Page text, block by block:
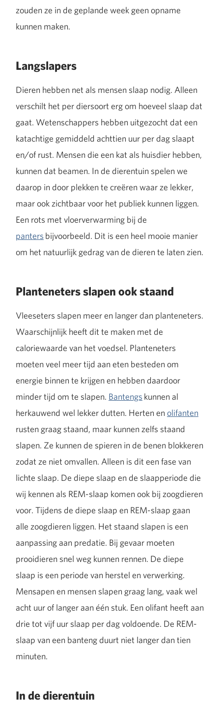
zouden ze in de geplande week geen opname
kunnen maken.
Langslapers
Dieren hebben net als mensen slaap nodig. Alleen
verschilt het per diersoort erg om hoeveel slaap dat
gaat. Wetenschappers hebben uitgezocht dat een
katachtige gemiddeld achttien uur per dag slaapt
en/of rust. Mensen die een kat als huisdier hebben,
kunnen dat beamen. In de dierentuin spelen we
daarop in door plekken te creëren waar ze lekker,
maar ook zichtbaar voor het publiek kunnen liggen.
Een rots met vloerverwarming bij de
panters bijvoorbeeld. Dit is een heel mooie manier
om het natuurlijk gedrag van de dieren te laten zien.
Planteneters slapen ook staand
Vleeseters slapen meer en langer dan planteneters.
Waarschijnlijk heeft dit te maken met de
caloriewaarde van het voedsel. Planteneters
moeten veel meer tijd aan eten besteden om
energie binnen te krijgen en hebben daardoor
minder tijd om te slapen. Bantengs kunnen al
herkauwend wel lekker dutten. Herten enolifanten
rusten graag staand, maar kunnen zelfs staand
slapen. Ze kunnen de spieren in de benen blokkeren
zodat ze niet omvallen. Alleen is dit een fase van
lichte slaap. De diepe slaap en de slaapperiode die
wij kennen als REM-slaap komen ook bij zoogdieren
voor. Tijdens de diepe slaap en REM-slaap gaan
alle zoogdieren liggen. Het staand slapen is een
aanpassing aan predatie. Bij gevaar moeten
prooidieren snel weg kunnen rennen. De diepe
slaap is een periode van herstel en verwerking.
Mensapen en mensen slapen graag lang, vaak wel
acht uur of langer aan één stuk. Een olifant heeft aan
drie tot vijf uur slaap per dag voldoende. De REM-
slaap van een banteng duurt niet langer dan tien
minuten.
In de dierentuin